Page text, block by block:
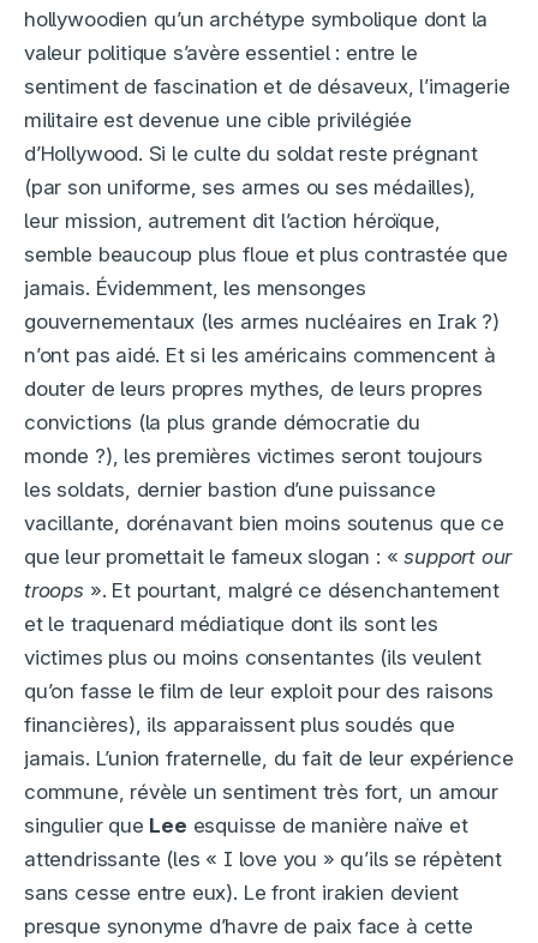
hollywoodien qu’un archétype symbolique dont la
valeur politique s’avère essentiel : entre le
sentiment de fascination et de désaveux, l’imagerie
militaire est devenue une cible privilégiée
d’Hollywood. Si le culte du soldat reste prégnant
(par son uniforme, ses armes ou ses médailles),
leur mission, autrement dit l’action héroïque,
semble beaucoup plus floue et plus contrastée que
jamais. Évidemment, les mensonges
gouvernementaux (les armes nucléaires en Irak ?)
n’ont pas aidé. Et si les américains commencent à
douter de leurs propres mythes, de leurs propres
convictions (la plus grande démocratie du
monde ?), les premières victimes seront toujours
les soldats, dernier bastion d’une puissance
vacillante, dorénavant bien moins soutenus que ce
que leur promettait le fameux slogan : «support our
troops ». Et pourtant, malgré ce désenchantement
et le traquenard médiatique dont ils sont les
victimes plus ou moins consentantes (ils veulent
qu’on fasse le film de leur exploit pour des raisons
financières), ils apparaissent plus soudés que
jamais. L’union fraternelle, du fait de leur expérience
commune, révèle un sentiment très fort, un amour
singulier que Lee esquisse de manière naïve et
attendrissante (les « I love you » qu’ils se répètent
sans cesse entre eux). Le front irakien devient
presque synonyme d’havre de paix face à cette